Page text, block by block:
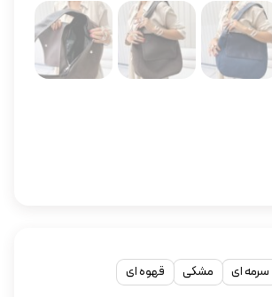
سرمه ای مشکی قهوه ای